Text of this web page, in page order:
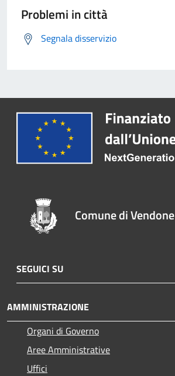
Problemi in città
Segnala disservizio
Comune di Vendone
SEGUICI SU
AMMINISTRAZIONE
Organi di Governo
Aree Amministrative
Uffici